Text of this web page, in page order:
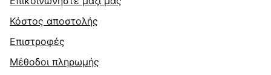
Κόστος αποστολής
Επιστροφές
Μέθοδοι πληρωμής